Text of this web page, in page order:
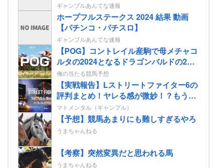
ギャンブルあんてな速報
ホープフルステークス 2024 結果 動画
【パチンコ・パチスロ】
ギャンブルあんてな速報
【POG】コントレイル産駒で母メチャコ
ルタの2024となるドラゴンバルドの2歳
情報
俺の当たる競馬予想
【実戦報告】Lストリートファイター6の
評判まとめ！ヤレる感が微妙！？もう稼
働貢献週の予想をするユーザーも！？
マトメンタル（ギャンブル）
【予想】競馬あまりにも難しすぎるやろ
うまちゃんねる
【考察】突然変異だと思われる馬
うまちゃんねる